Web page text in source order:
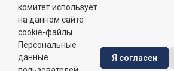
График работы:
пн-пт: 8.00 - 17.00, сб-вс:
обеденный перерыв: 13:00 - 14:00
Сайт зарегистрирован в
комитет использует
на данном сайте
cookie-файлы.
Персональные
данные
Я согласен